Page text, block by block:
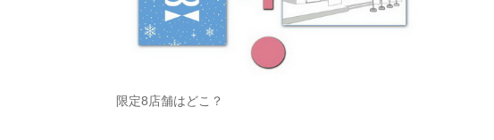
限定8店舗はどこ？